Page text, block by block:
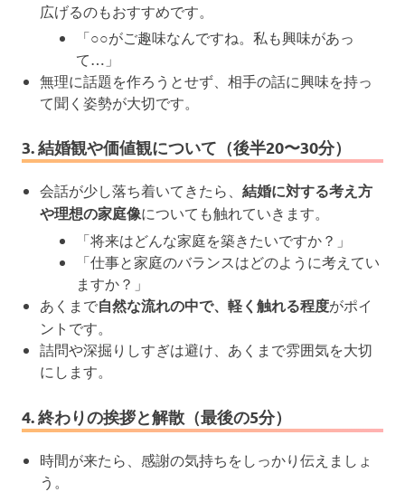
広げるのもおすすめです。
「○○がご趣味なんですね。私も興味があっ
て…」
無理に話題を作ろうとせず、相手の話に興味を持っ
て聞く姿勢が大切です。
3. 結婚観や価値観について（後半20〜30分）
会話が少し落ち着いてきたら、 結婚に対する考え方
や理想の家庭像についても触れていきます。
「将来はどんな家庭を築きたいですか？」
「仕事と家庭のバランスはどのように考えてい
ますか？」
あくまで自然な流れの中で、軽く触れる程度がポイ
ントです。
詰問や深掘りしすぎは避け、あくまで雰囲気を大切
にします。
4. 終わりの挨拶と解散（最後の5分）
時間が来たら、感謝の気持ちをしっかり伝えましょ
う。